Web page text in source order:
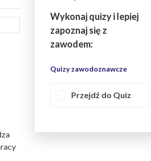
Wykonaj quizy i lepiej
zapoznaj się z
zawodem:
Quizy zawodoznawcze
Przejdź do Quiz